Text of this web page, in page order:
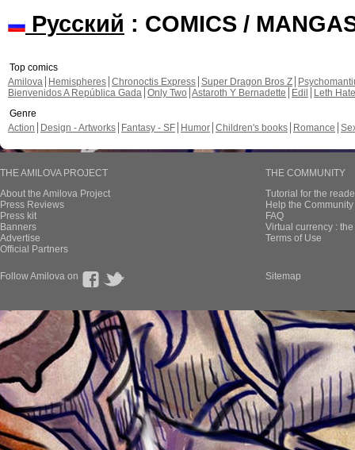
Русский : COMICS /
Top comics
Amilova
Hemispheres Chronoctis Express Super Dragon Bros Z
Bienvenidos A República Gada Only Two Astaroth Y Bernadette Edil
Leth Hate
Genre
Action
Design - Artworks Fantasy - SF Humor Children's books Romance
THE AMILOVA PROJECT
About the Amilova Project
Press Reviews
Press kit
Banners
Advertise
Official Partners
THE COMMUNITY
Tutorial for the
Help the
FAQ
Virtual currency :
Terms of Use
Follow Amilova on Sitemap